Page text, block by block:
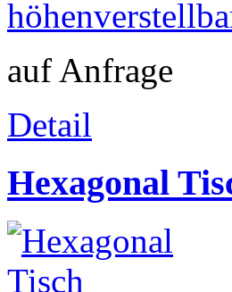
auf Anfrage
Detail
Hexagonal